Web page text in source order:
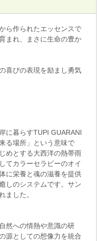
ら作られたエッセンスで
まれ、まさに生命の豊か
喜びの表現を励まし勇気
に暮らすTUPI GUARANI
る場所」という意味で
めとする大西洋の熱帯雨
てカラーセラピーのオイ
に栄養と魂の滋養を提供
しのシステムです。サン
ました。
然への情熱や意識の研
源としての想像力を統合